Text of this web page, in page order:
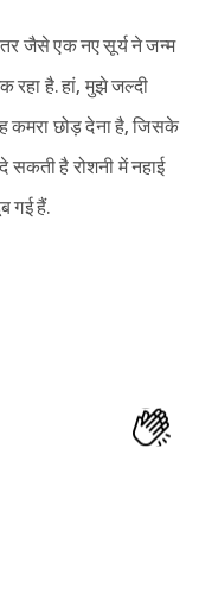
जैसे एक नए सूर्य ने जन्म
रहा है. हां, मुझे जल्दी
कमरा छोड़ देना है, जिसके
सकती है रोशनी में नहाई
गई हैं.